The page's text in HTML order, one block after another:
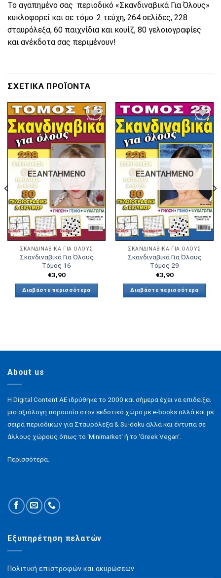
Το αγαπημένο σας περιοδικό «Σκανδιναβικά Για Όλους»
κυκλοφορεί και σε τόμο. 2 τεύχη, 264 σελίδες, 228
σταυρόλεξα, 60 παιχνίδια και κουίζ, 80 γελοιογραφίες
και ανέκδοτα σας περιμένουν!
ΣΧΕΤΙΚΆ ΠΡΟΪΌΝΤΑ
Πρόσθήκη
στην λίστα
επιθυμιών
ΕΞΑΝΤΛΗΜΈΝΟ
ΣΚΑΝΔΙΝΑΒΙΚΆ ΓΙΑ ΟΛΟΥΣ
Σκανδιναβικά Για Όλους
Τόμος 16
€3,90
Διαβάστε περισσότερα
Πρόσθήκη
στην λίστα
επιθυμιών
ΕΞΑΝΤΛΗΜΈΝΟ
ΣΚΑΝΔΙΝΑΒΙΚΆ ΓΙΑ ΟΛΟΥΣ
Σκανδιναβικά Για Όλους
Τόμος 29
€3,90
Διαβάστε περισσότερα
About us
H Digital Content ΑΕ ιδρύθηκε το 2000 και σήμερα έχει να επιδείξει
μια αξιόλογη παρουσία στον εκδοτικό χώρο με e-books αλλά και με
σειρά περιοδικών για Σταυρόλεξα & Su-doku αλλά και έντυπα σε
άλλους χώρους όπως το ‘Minimarket‘ ή το ‘Greek Vegan‘.
Περισσότερα..
Εξυπηρέτηση πελατών
Πολιτική επιστροφών και ακυρώσεων